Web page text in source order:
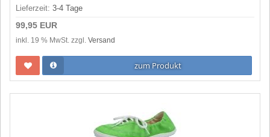
Lieferzeit: 3-4 Tage
99,95 EUR
inkl. 19 % MwSt. zzgl. Versand
zum Produkt